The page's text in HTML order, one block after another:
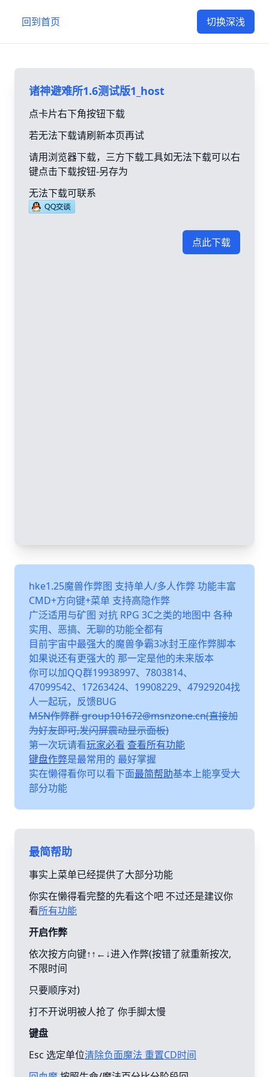
回到首页 切换深浅
诸神避难所1.6测试版1_host
点卡片右下角按钮下载
若无法下载请刷新本页再试
请用浏览器下载，三方下载工具如无法下载可以右
键点击下载按钮-另存为
无法下载可联系
点此下载
hke1.25魔兽作弊图 支持单人/多人作弊 功能丰富
CMD+方向键+菜单 支持高隐作弊
广泛适用与矿图 对抗 RPG 3C之类的地图中 各种
实用、恶搞、无聊的功能全都有
目前宇宙中最强大的魔兽争霸3冰封王座作弊脚本
如果说还有更强大的 那一定是他的未来版本
你可以加QQ群19938997、7803814、
47099542、17263424、19908229、47929204找
人一起玩，反馈BUG
MSN作弊群 group101672@msnzone.cn(直接加
为好友即可,发闪屏震动显示面板)
第一次玩请看玩家必看 查看所有功能
键盘作弊是最常用的 最好掌握
实在懒得看你可以看下面最简帮助基本上能享受大
部分功能
最简帮助
事实上菜单已经提供了大部分功能
你实在懒得看完整的先看这个吧 不过还是建议你
看所有功能
开启作弊
依次按方向键↑↑←↓进入作弊(按错了就重新按次,
不限时间
只要顺序对)
打不开说明被人抢了 你手脚太慢
键盘
Esc 选定单位清除负面魔法 重置CD时间